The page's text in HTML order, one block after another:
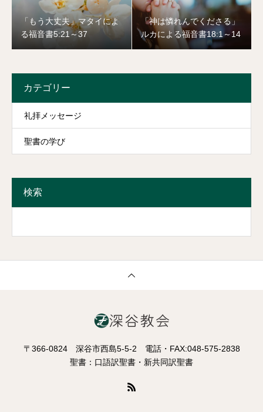
「もう大丈夫」マタイによ
る福音書5:21～37
「神は憐れんでくださる」
ルカによる福音書18:1～14
カテゴリー
礼拝メッセージ
聖書の学び
検索
〒366-0824 深谷市西島5-5-2 電話・FAX:048-575-2838
聖書：口語訳聖書・新共同訳聖書